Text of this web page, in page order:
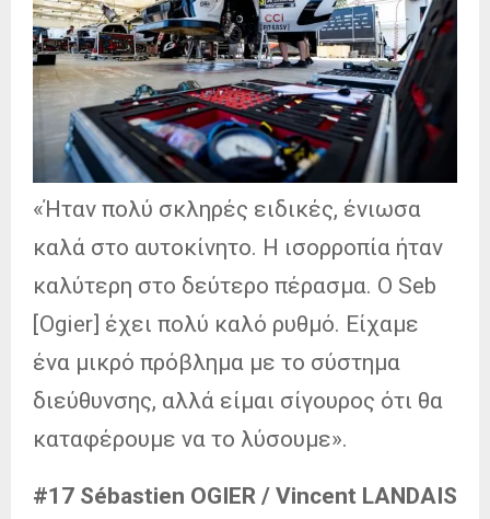
«Ήταν πολύ σκληρές ειδικές, ένιωσα
καλά στο αυτοκίνητο. Η ισορροπία ήταν
καλύτερη στο δεύτερο πέρασμα. Ο Seb
[Ogier] έχει πολύ καλό ρυθμό. Είχαμε
ένα μικρό πρόβλημα με το σύστημα
διεύθυνσης, αλλά είμαι σίγουρος ότι θα
καταφέρουμε να το λύσουμε».
#17 Sébastien OGIER / Vincent LANDAIS